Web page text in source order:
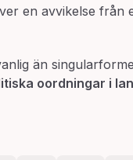
en avvikelse
än
oordningar i